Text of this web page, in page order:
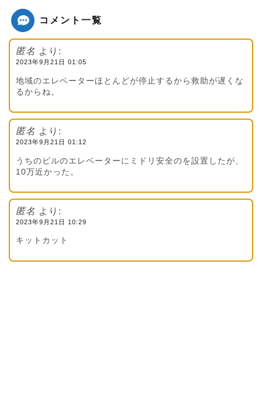
コメント一覧
匿名 より:
2023年9月21日 01:05
地域のエレベーターほとんどが停止するから救助が遅くな
るからね。
匿名 より:
2023年9月21日 01:12
うちのビルのエレベーターにミドリ安全のを設置したが、
10万近かった。
匿名 より:
2023年9月21日 10:29
キットカット